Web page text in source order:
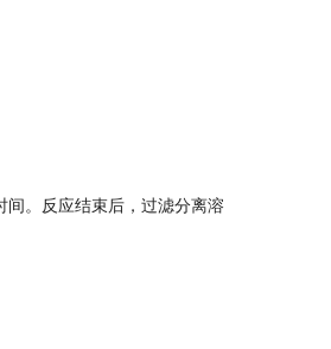
。反应结束后，过滤分离溶